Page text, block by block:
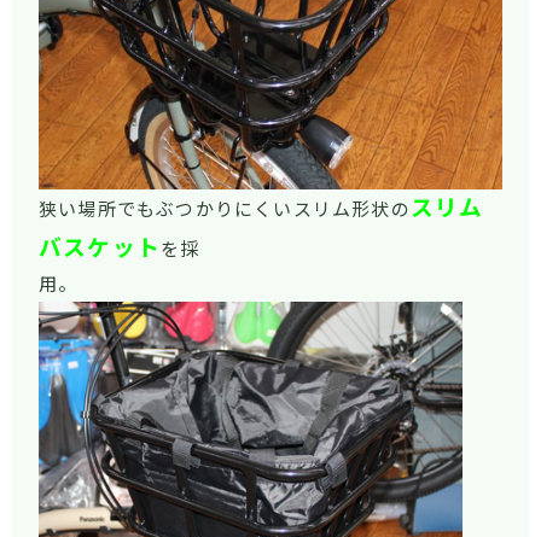
狭い場所でもぶつかりにくいスリム形状の スリム
バスケット を採
用。